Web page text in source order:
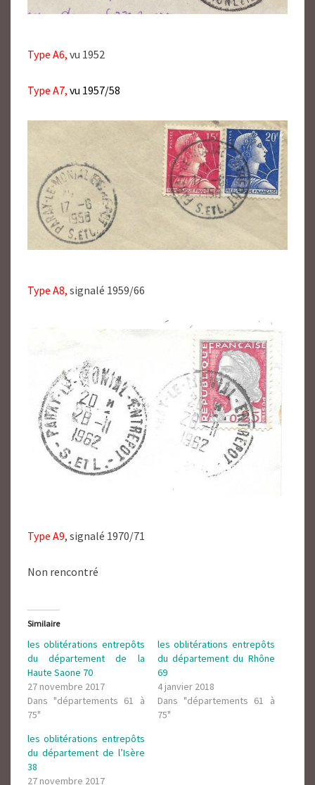
Type A6, vu 1952
Type A7, vu 1957/58
Type A8, signalé 1959/66
Type A9, signalé 1970/71
Non rencontré
Similaire
les oblitérations entrepôts
du département de la
Haute Saone 70
27 novembre 2017
Dans "départements 61 à
75"
les oblitérations entrepôts
du département du Rhône
69
4 janvier 2018
Dans "départements 61 à
75"
les oblitérations entrepôts
du département de l’Isère
38
27 novembre 2017